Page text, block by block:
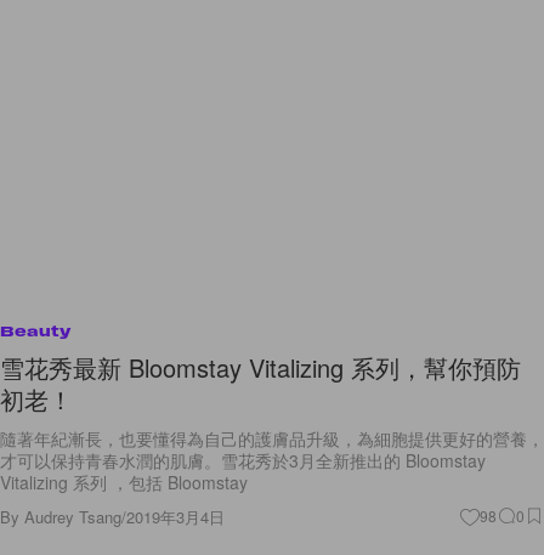
Beauty
雪花秀最新 Bloomstay Vitalizing 系列，幫你預防
初老！
隨著年紀漸長，也要懂得為自己的護膚品升級，為細胞提供更好的營養，
才可以保持青春水潤的肌膚。雪花秀於3月全新推出的 Bloomstay
Vitalizing 系列 ，包括 Bloomstay
By Audrey Tsang/2019年3月4日 98 0